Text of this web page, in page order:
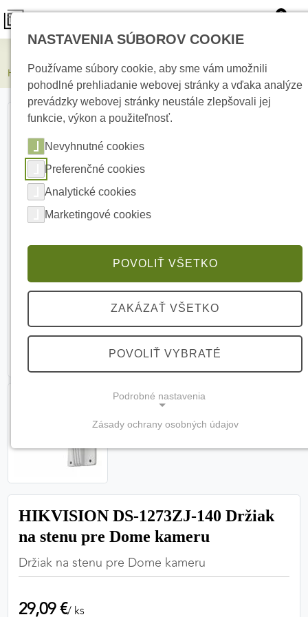
0
HIKVISION DS-1273ZJ-140 Držiak na stenu pre Dome kameru
HIKVISION DS-1273ZJ-140 Držiak
na stenu pre Dome kameru
Držiak na stenu pre Dome kameru
29,09 €/ ks
NASTAVENIA SÚBOROV COOKIE
Používame súbory cookie, aby sme vám umožnili
pohodlné prehliadanie webovej stránky a vďaka analýze
prevádzky webovej stránky neustále zlepšovali jej
funkcie, výkon a použiteľnosť.
Nevyhnutné cookies
Preferenčné cookies
Analytické cookies
Marketingové cookies
POVOLIŤ VŠETKO
ZAKÁZAŤ VŠETKO
POVOLIŤ VYBRATÉ
Podrobné nastavenia
(vždy aktívne, nemožno vypnúť)
Tieto cookies sú potrebné na správne fungovanie
zabezpečiť jej plnú funkčnosť.
PREFERENČNÉ COOKIES
Zásady ochrany osobných údajov